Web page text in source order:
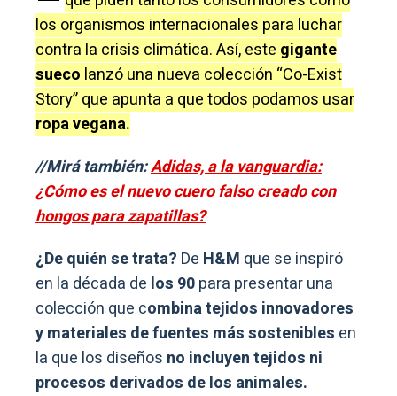
los organismos internacionales para luchar
contra la crisis climática. Así, este gigante
sueco lanzó una nueva colección “Co-Exist
Story” que apunta a que todos podamos usar
ropa vegana.
//Mirá también:Adidas, a la vanguardia:
¿Cómo es el nuevo cuero falso creado con
hongos para zapatillas?
¿De quién se trata? De H&M que se inspiró
en la década de los 90para presentar una
colección que combina tejidos innovadores
y materiales de fuentes más sostenibles en
la que los diseños no incluyen tejidos ni
procesos derivados de los animales.